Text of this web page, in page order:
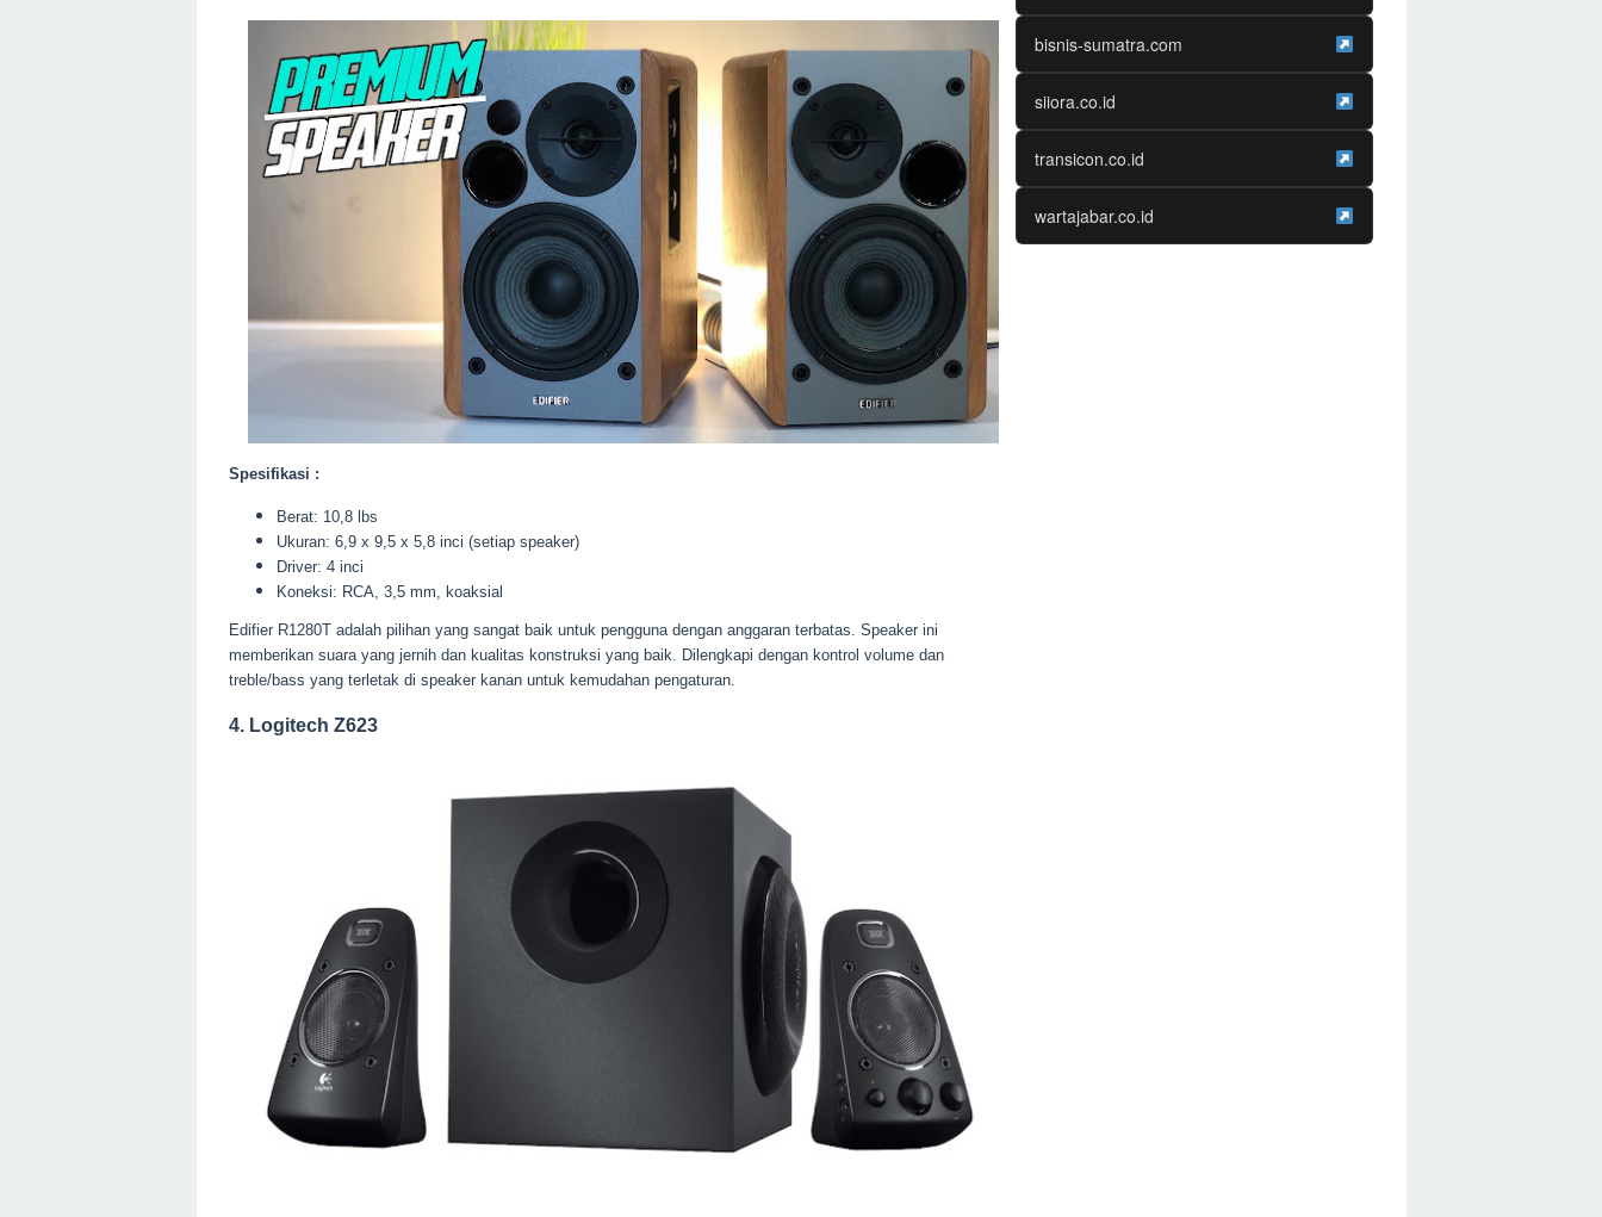
Spesifikasi :
Berat: 10,8 lbs
Ukuran: 6,9 x 9,5 x 5,8 inci (setiap speaker)
Driver: 4 inci
Koneksi: RCA, 3,5 mm, koaksial
Edifier R1280T adalah pilihan yang sangat baik untuk pengguna dengan anggaran terbatas. Speaker ini
memberikan suara yang jernih dan kualitas konstruksi yang baik. Dilengkapi dengan kontrol volume dan
treble/bass yang terletak di speaker kanan untuk kemudahan pengaturan.
4. Logitech Z623
bisnis-sumatra.com
siiora.co.id
transicon.co.id
wartajabar.co.id